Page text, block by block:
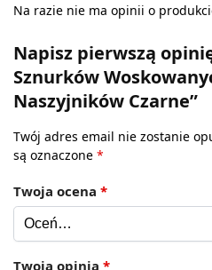
Na razie nie ma opinii o
Napisz pierwszą
Sznurków
Naszyjników Czarne”
Twój adres email nie zostanie
są oznaczone *
Twoja ocena *
Twoja opinia *